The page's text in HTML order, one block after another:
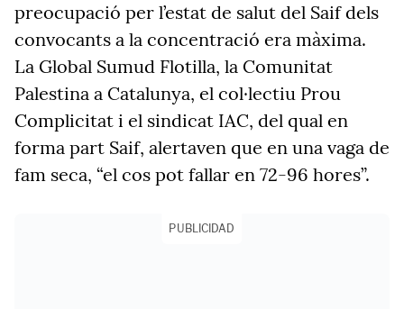
preocupació per l’estat de salut del Saif dels
convocants a la concentració era màxima.
La Global Sumud Flotilla, la Comunitat
Palestina a Catalunya, el col·lectiu Prou
Complicitat i el sindicat IAC, del qual en
forma part Saif, alertaven que en una vaga de
fam seca, “el cos pot fallar en 72-96 hores”.
PUBLICIDAD